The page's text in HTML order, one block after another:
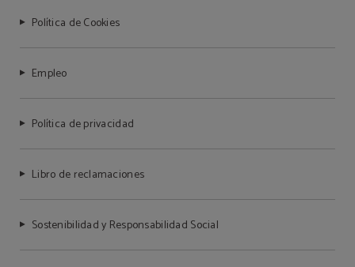
Política de Cookies
Empleo
Política de privacidad
Libro de reclamaciones
Sostenibilidad y Responsabilidad Social